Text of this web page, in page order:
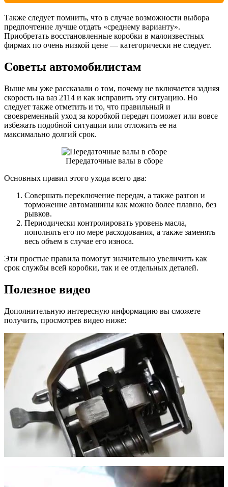
Также следует помнить, что в случае возможности выбора
предпочтение лучше отдать «среднему варианту».
Приобретать восстановленные коробки в малоизвестных
фирмах по очень низкой цене — категорически не следует.
Советы автомобилистам
Выше мы уже рассказали о том, почему не включается задняя
скорость на ваз 2114 и как исправить эту ситуацию. Но
следует также отметить и то, что правильный и
своевременный уход за коробкой передач поможет или вовсе
избежать подобной ситуации или отложить ее на
максимально долгий срок.
Передаточные валы в сборе
Основных правил этого ухода всего два:
Совершать переключение передач, а также разгон и
торможение автомашины как можно более плавно, без
рывков.
Периодически контролировать уровень масла,
пополнять его по мере расходования, а также заменять
весь объем в случае его износа.
Эти простые правила помогут значительно увеличить как
срок службы всей коробки, так и ее отдельных деталей.
Полезное видео
Дополнительную интересную информацию вы сможете
получить, просмотрев видео ниже: